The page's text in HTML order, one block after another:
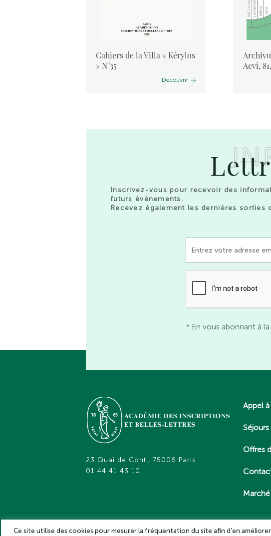
Cahiers de la Villa « Kérylos
» N°35
Découvrir
Aevi,
Inscrivez-vous pour recevoir des
futurs événements.
Recevez également les dernières
* En vous abonnant à
23 Quai de Conti, 75006 Paris
01 44 41 43 10
Appel
Séjours
Offres
Ce site utilise des cookies pour mesurer la fréquentation du site afin d’en